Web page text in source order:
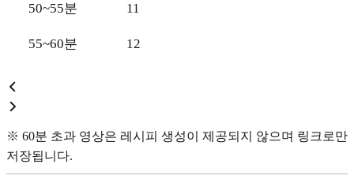
50~55분 11
55~60분 12
※ 60분 초과 영상은 레시피 생성이 제공되지 않으며 링크로만
저장됩니다.